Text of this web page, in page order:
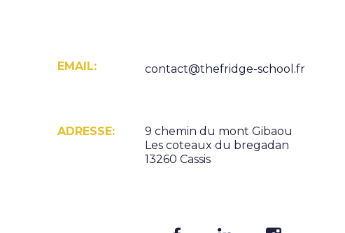
EMAIL: contact@thefridge-school.fr
ADRESSE:
9 chemin du mont Gibaou
Les coteaux du bregadan
13260 Cassis